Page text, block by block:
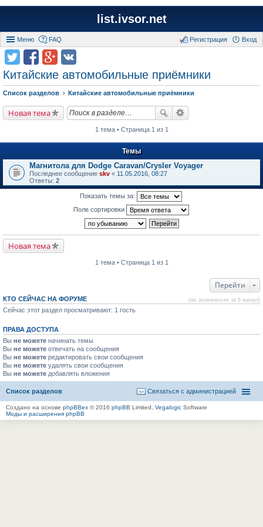
list.ivsor.net
Меню FAQ Вход
Регистрация
Китайские автомобильные приёмники
Список разделов Китайские автомобильные приёмники
Новая тема
1 тема • Страница 1 из 1
Темы
Магнитола для Dodge Caravan/Crysler Voyager
Последнее сообщение skv « 11.05.2016, 08:27
Ответы: 2
Показать темы за:
Поле сортировки
Новая тема
1 тема • Страница 1 из 1
Перейти
КТО СЕЙЧАС НА ФОРУМЕ (по активности за 5 минут)
Сейчас этот раздел просматривают: 1 гость
ПРАВА ДОСТУПА
Вы не можете начинать темы
Вы не можете отвечать на сообщения
Вы не можете редактировать свои сообщения
Вы не можете удалять свои сообщения
Вы не можете добавлять вложения
Список разделов Связаться с администрацией
Создано на основе phpBBex © 2016 phpBB Limited, Vegalogic Software
Моды и расширения phpBB